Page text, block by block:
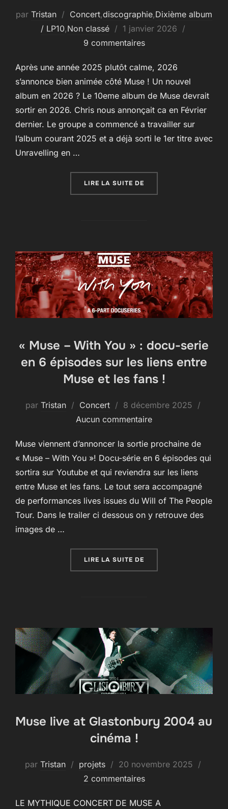
par Tristan Concert,discographie,Dixième album
/ LP10,Non classé
Publié
le
1 janvier 2026
9 commentaires
Après une année 2025 plutôt calme, 2026
s’annonce bien animée côté Muse ! Un nouvel
album en 2026 ? Le 10eme album de Muse devrait
sortir en 2026. Chris nous annonçait ca en Février
dernier. Le groupe a commencé a travailler sur
l’album courant 2025 et a déjà sorti le 1er titre avec
Unravelling en …
LIRE LA SUITE DE
« Muse – With You » : docu-serie
en 6 épisodes sur les liens entre
Muse et les fans !
par Tristan Concert
Publié
le
8 décembre 2025
Aucun commentaire
Muse viennent d’annoncer la sortie prochaine de
« Muse – With You »! Docu-série en 6 épisodes qui
sortira sur Youtube et qui reviendra sur les liens
entre Muse et les fans. Le tout sera accompagné
de performances lives issues du Will of The People
Tour. Dans le trailer ci dessous on y retrouve des
images de …
LIRE LA SUITE DE
Muse live at Glastonbury 2004 au
cinéma !
par Tristan projets
Publié
le
20 novembre 2025
2 commentaires
LE MYTHIQUE CONCERT DE MUSE A